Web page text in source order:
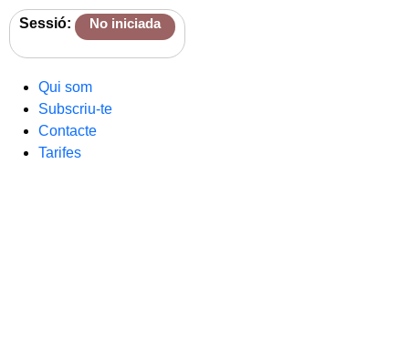
Sessió: No iniciada
Qui som
Subscriu-te
Contacte
Tarifes